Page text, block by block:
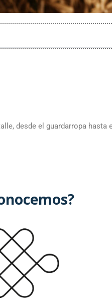
desde el guardarropa